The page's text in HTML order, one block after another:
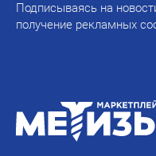
Подписываясь на
получение рекламных